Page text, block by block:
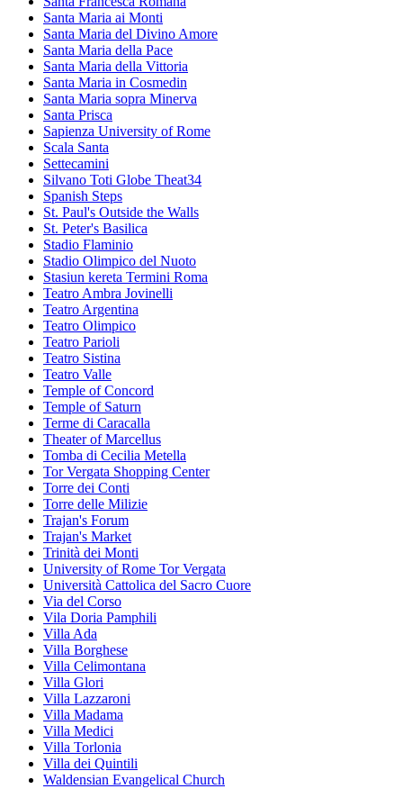
Santa Maria ai Monti
Santa Maria del Divino Amore
Santa Maria della Pace
Santa Maria della Vittoria
Santa Maria in Cosmedin
Santa Maria sopra Minerva
Santa Prisca
Sapienza University of Rome
Scala Santa
Settecamini
Silvano Toti Globe Theat34
Spanish Steps
St. Paul's Outside the Walls
St. Peter's Basilica
Stadio Flaminio
Stadio Olimpico del Nuoto
Stasiun kereta Termini Roma
Teatro Ambra Jovinelli
Teatro Argentina
Teatro Olimpico
Teatro Parioli
Teatro Sistina
Teatro Valle
Temple of Concord
Temple of Saturn
Terme di Caracalla
Theater of Marcellus
Tomba di Cecilia Metella
Tor Vergata Shopping Center
Torre dei Conti
Torre delle Milizie
Trajan's Forum
Trajan's Market
Trinità dei Monti
University of Rome Tor Vergata
Università Cattolica del Sacro Cuore
Via del Corso
Vila Doria Pamphili
Villa Ada
Villa Borghese
Villa Celimontana
Villa Glori
Villa Lazzaroni
Villa Madama
Villa Medici
Villa Torlonia
Villa dei Quintili
Waldensian Evangelical Church